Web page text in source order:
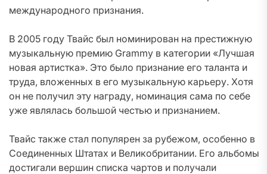
международного признания.
В 2005 году Твайс был номинирован на престижную
музыкальную премию Grammy в категории «Лучшая
новая артистка». Это было признание его таланта и
труда, вложенных в его музыкальную карьеру. Хотя
он не получил эту награду, номинация сама по себе
уже являлась большой честью и признанием.
Твайс также стал популярен за рубежом, особенно в
Соединенных Штатах и Великобритании. Его альбомы
достигали вершин списка чартов и получали